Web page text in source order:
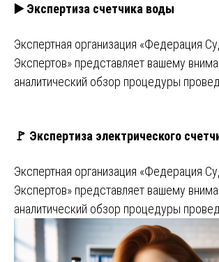
▶️ Экспертиза счетчика воды
Экспертная организация «Федерация
Экспертов» представляет вашему
аналитический обзор процедуры
🚩 Экспертиза электрического
Экспертная организация «Федерация
Экспертов» представляет вашему
аналитический обзор процедуры